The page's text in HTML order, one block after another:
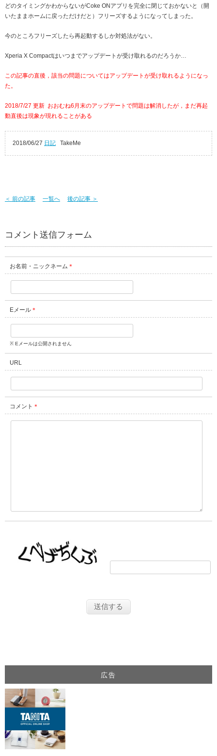
どのタイミングかわからないがCoke ONアプリを完全に閉じておかないと（開
いたままホームに戻っただけだと）フリーズするようになってしまった。
今のところフリーズしたら再起動するしか対処法がない。
Xperia X Compactはいつまでアップデートが受け取れるのだろうか…
この記事の直後，該当の問題についてはアップデートが受け取れるようになっ
た。
2018/7/27 更新 おおむね6月末のアップデートで問題は解消したが，まだ再起
動直後は現象が現れることがある
2018/06/27 日記 TakeMe
＜ 前の記事 一覧へ 後の記事 ＞
コメント送信フォーム
お名前・ニックネーム ＊
Eメール ＊
※ Eメールは公開されません
URL
コメント ＊
広告